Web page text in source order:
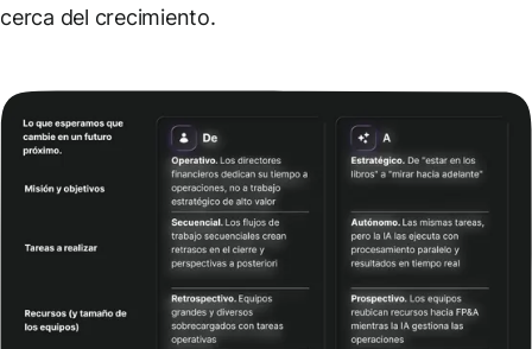
cerca del crecimiento.